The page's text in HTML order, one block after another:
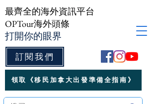
訂閱我們
最齊全的海外資訊平台
OPTour海外頭條
打開你的眼界
領取《移民加拿大出發準備全指南》